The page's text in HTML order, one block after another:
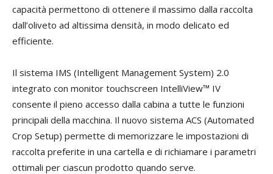
capacità permettono di ottenere il massimo dalla raccolta
dall’oliveto ad altissima densità, in modo delicato ed
efficiente.
Il sistema IMS (Intelligent Management System) 2.0
integrato con monitor touchscreen IntelliView™ IV
consente il pieno accesso dalla cabina a tutte le funzioni
principali della macchina. Il nuovo sistema ACS (Automated
Crop Setup) permette di memorizzare le impostazioni di
raccolta preferite in una cartella e di richiamare i parametri
ottimali per ciascun prodotto quando serve.